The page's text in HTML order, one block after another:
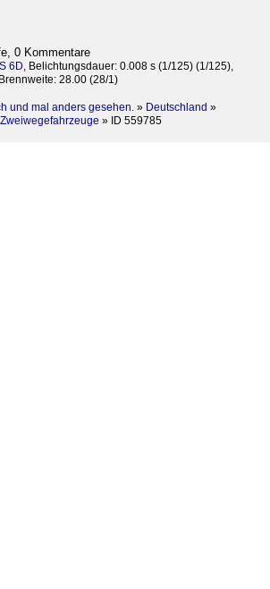
0 Kommentare
6D, Belichtungsdauer: 0.008 s (1/125) (1/125),
28.00 (28/1)
und mal anders gesehen. » Deutschland »
Zweiwegefahrzeuge » ID 559785